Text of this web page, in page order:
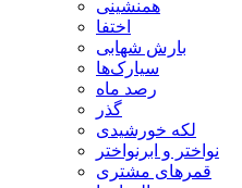
همنشینی
اختفا
بارش شهابی
سیارک‌ها
رصد ماه
گذر
لکه خورشیدی
نواختر و ابرنواختر
قمرهای مشتری